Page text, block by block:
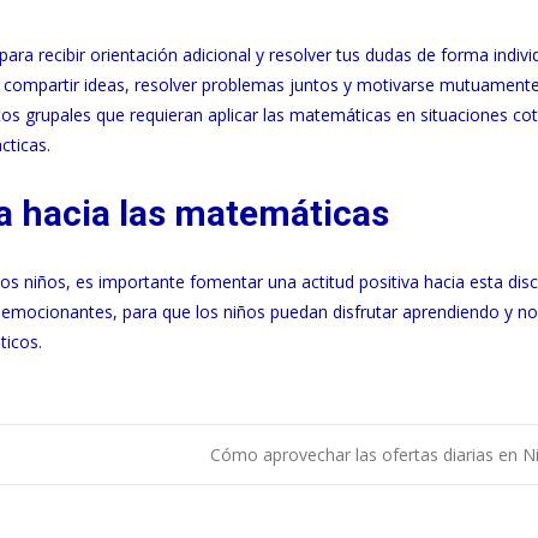
recibir orientación adicional y resolver tus dudas de forma
ideas, resolver problemas juntos y motivarse
grupales que requieran aplicar las matemáticas en situaciones
hacia las matemáticas
niños, es importante fomentar una actitud positiva hacia esta
para que los niños puedan disfrutar aprendiendo y
Cómo aprovechar las ofertas diarias en